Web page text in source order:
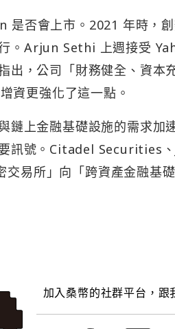
是否會上市。2021 年時，
。Arjun Sethi 上週接受
出，公司「財務健全、資本
資更強化了這一點。
鏈上金融基礎設施的需求
訊號。Citadel Securities
易所」向「跨資產金融基
加入桑幣的社群平台，跟